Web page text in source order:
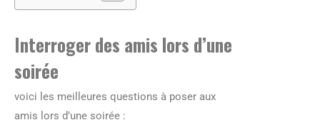
Interroger des amis lors d’une
soirée
voici les meilleures questions à poser aux
amis lors d’une soirée :